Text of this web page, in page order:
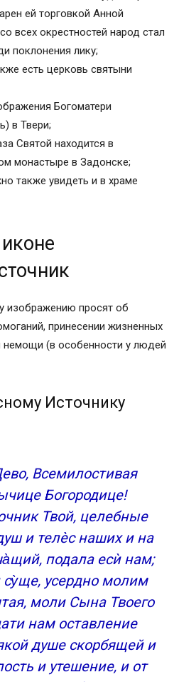
ей торговкой Анной
всех окрестностей народ стал
поклонения лику;
есть церковь святыни
Богоматери
в Твери;
Святой находится в
монастыре в Задонске;
также увидеть и в храме
изображению просят об
принесении жизненных
немощи (в особенности у людей
Источнику
Всемилостивая
Богородице!
Твой, целебные
и телѐс наших и на
подала есѝ нам;
су̀ще, усердно молим
моли Сына Твоего
нам оставление
душе скорбящей и
и утешение, и от